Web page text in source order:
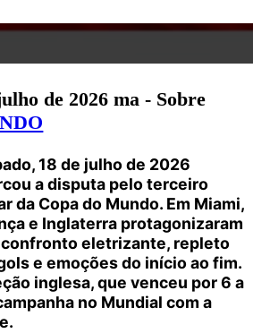
de 2026 ma - Sobre
18 de julho de 2026
a disputa pelo terceiro
da Copa do Mundo. Em Miami,
e Inglaterra protagonizaram
confronto eletrizante, repleto
e emoções do início ao fim.
inglesa, que venceu por 6 a
no Mundial com a